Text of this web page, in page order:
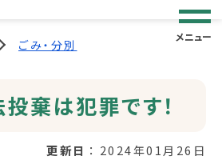
メニュー
ごみ・分別
棄は犯罪です！
更新日 2024年01月26日